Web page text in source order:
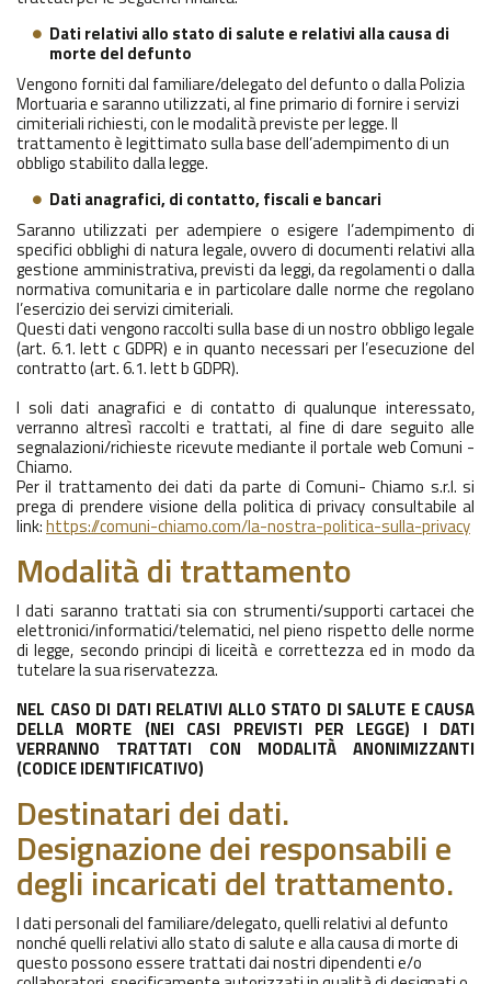
Dati relativi allo stato di salute e relativi alla causa di
morte del defunto
Vengono forniti dal familiare/delegato del defunto o dalla Polizia
Mortuaria e saranno utilizzati, al fine primario di fornire i servizi
cimiteriali richiesti, con le modalità previste per legge. Il
trattamento è legittimato sulla base dell’adempimento di un
obbligo stabilito dalla legge.
Dati anagrafici, di contatto, fiscali e bancari
Saranno utilizzati per adempiere o esigere l’adempimento di
specifici obblighi di natura legale, ovvero di documenti relativi alla
gestione amministrativa, previsti da leggi, da regolamenti o dalla
normativa comunitaria e in particolare dalle norme che regolano
l’esercizio dei servizi cimiteriali.
Questi dati vengono raccolti sulla base di un nostro obbligo legale
(art. 6.1. lett c GDPR) e in quanto necessari per l’esecuzione del
contratto (art. 6.1. lett b GDPR).
I soli dati anagrafici e di contatto di qualunque interessato,
verranno altresì raccolti e trattati, al fine di dare seguito alle
segnalazioni/richieste ricevute mediante il portale web Comuni -
Chiamo.
Per il trattamento dei dati da parte di Comuni- Chiamo s.r.l. si
prega di prendere visione della politica di privacy consultabile al
link:https://comuni-chiamo.com/la-nostra-politica-sulla-privacy
Modalità di trattamento
I dati saranno trattati sia con strumenti/supporti cartacei che
elettronici/informatici/telematici, nel pieno rispetto delle norme
di legge, secondo principi di liceità e correttezza ed in modo da
tutelare la sua riservatezza.
NEL CASO DI DATI RELATIVI ALLO STATO DI SALUTE E CAUSA
DELLA MORTE (NEI CASI PREVISTI PER LEGGE) I DATI
VERRANNO TRATTATI CON MODALITÀ ANONIMIZZANTI
(CODICE IDENTIFICATIVO)
Destinatari dei dati.
Designazione dei responsabili e
degli incaricati del trattamento.
I dati personali del familiare/delegato, quelli relativi al defunto
nonché quelli relativi allo stato di salute e alla causa di morte di
questo possono essere trattati dai nostri dipendenti e/o